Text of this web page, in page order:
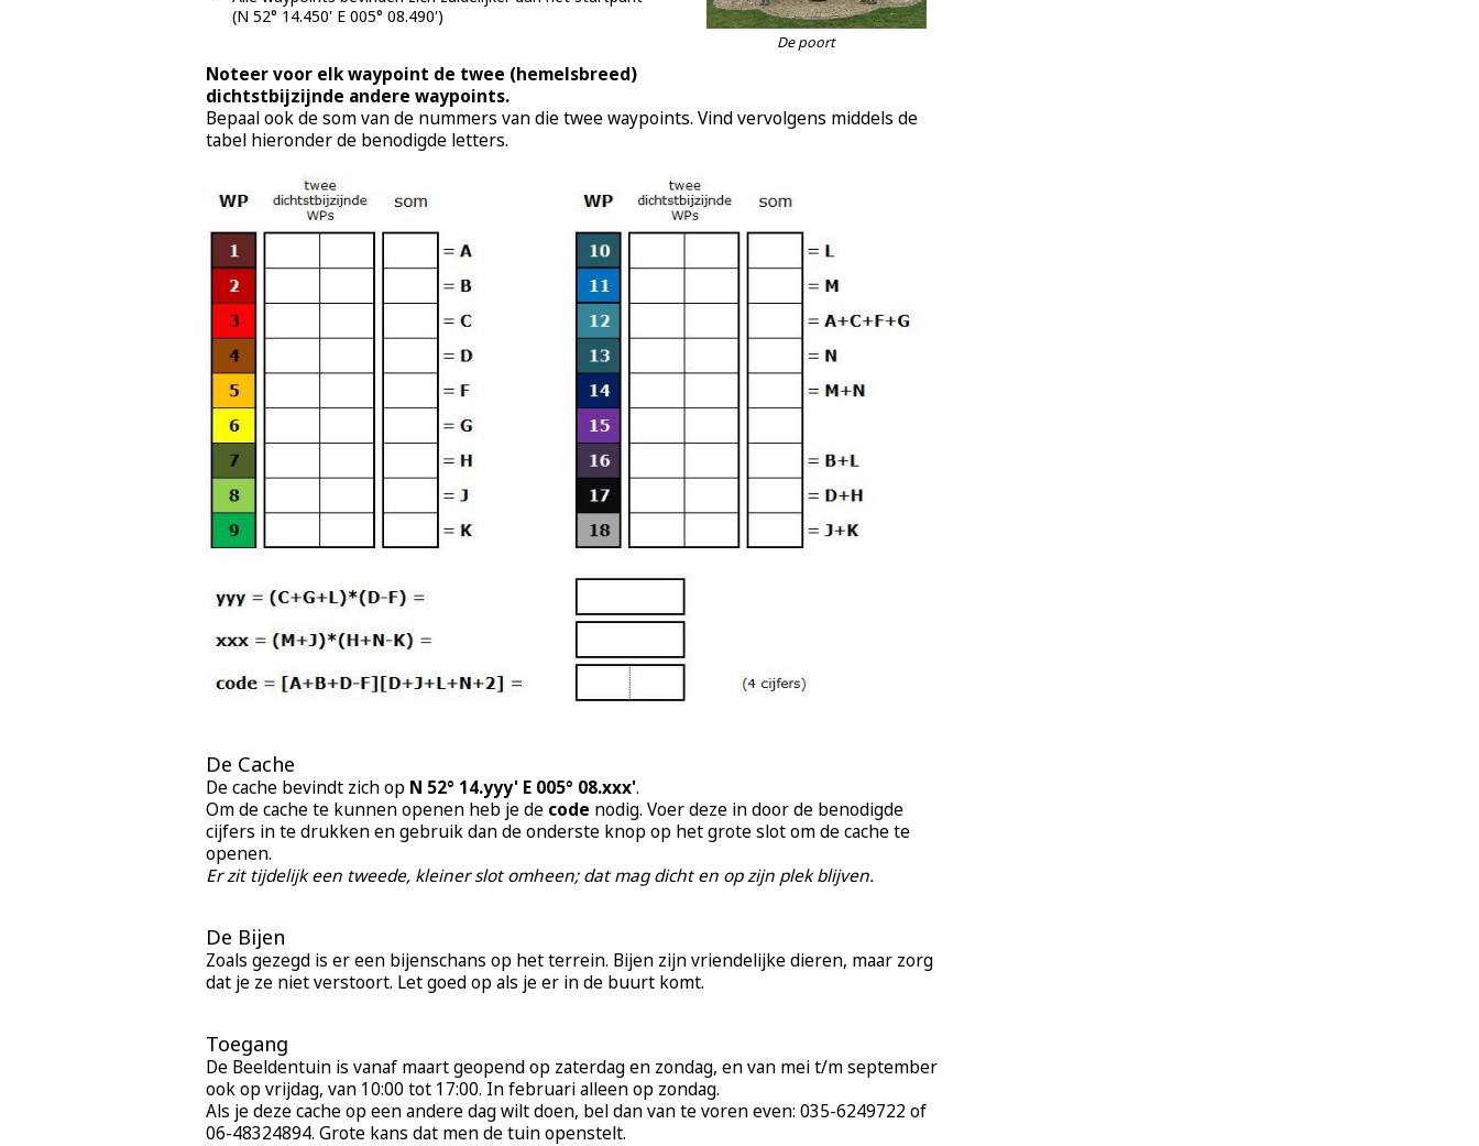
De poort
(N 52° 14.450' E 005° 08.490')
Noteer voor elk waypoint de twee (hemelsbreed)
dichtstbijzijnde andere waypoints.
Bepaal ook de som van de nummers van die twee waypoints. Vind vervolgens middels de
tabel hieronder de benodigde letters.
De Cache
De cache bevindt zich op N 52° 14.yyy' E 005° 08.xxx'.
Om de cache te kunnen openen heb je de code nodig. Voer deze in door de benodigde
cijfers in te drukken en gebruik dan de onderste knop op het grote slot om de cache te
openen.
Er zit tijdelijk een tweede, kleiner slot omheen; dat mag dicht en op zijn plek blijven.
De Bijen
Zoals gezegd is er een bijenschans op het terrein. Bijen zijn vriendelijke dieren, maar zorg
dat je ze niet verstoort. Let goed op als je er in de buurt komt.
Toegang
De Beeldentuin is vanaf maart geopend op zaterdag en zondag, en van mei t/m september
ook op vrijdag, van 10:00 tot 17:00. In februari alleen op zondag.
Als je deze cache op een andere dag wilt doen, bel dan van te voren even: 035-6249722 of
06-48324894. Grote kans dat men de tuin openstelt.